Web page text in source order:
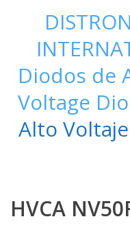
Diodos de
Voltage
Alto
HVCA